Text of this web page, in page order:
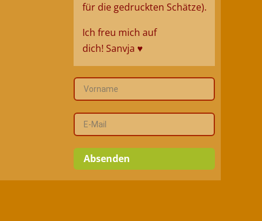
für die gedruckten Schätze).
Ich freu mich auf
dich! Sanvja ♥
Absenden